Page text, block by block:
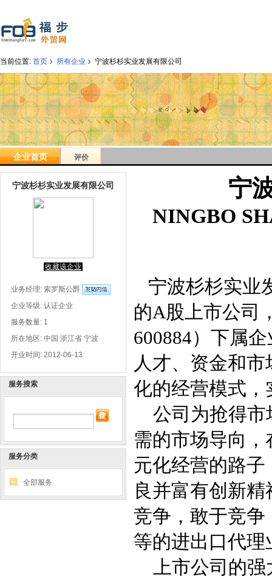
当前位置: 首页 › 所有企业 › 宁波杉杉实业发展有限公司
企业首页 评价
宁波杉杉实业发展有限公司
收藏该企业
业务经理: 索罗斯公爵
企业等级: 认证企业
服务数量: 1
所在地区: 中国 浙江省 宁波
开业时间: 2012-06-13
服务搜索
服务分类
全部服务
宁
NINGBO
宁波杉杉实业
的A股上市公司
600884）下属
人才、资金和
化的经营模式
公司为抢得
需的市场导向
元化经营的路
良并富有创新
竞争，敢于竞
等的进出口代理
上市公司的